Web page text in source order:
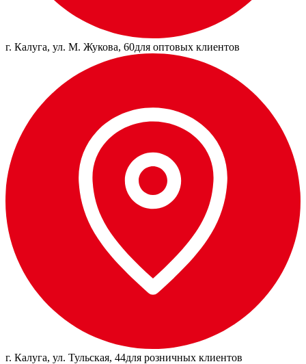
г. Калуга, ул. М. Жукова, 60для оптовых клиентов
г. Калуга, ул. Тульская, 44для розничных клиентов